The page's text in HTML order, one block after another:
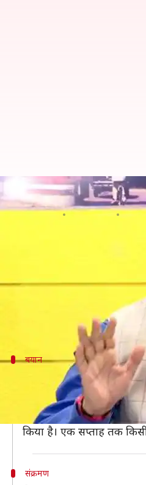
गुजरात:
लेखन Apr 15, 2020 02:55
गुजरात में कांग्रेस विधायक
दरअसल, मंगलवार को
इससे पहले उन्होंने मुख्यमंत्री
बयान
मुख्यमंत्री रुपाणी में
मुख्यमंत्री कार्यालय की
उनके सचिव ने कहा कि
किया है। एक सप्ताह तक
संक्रमण